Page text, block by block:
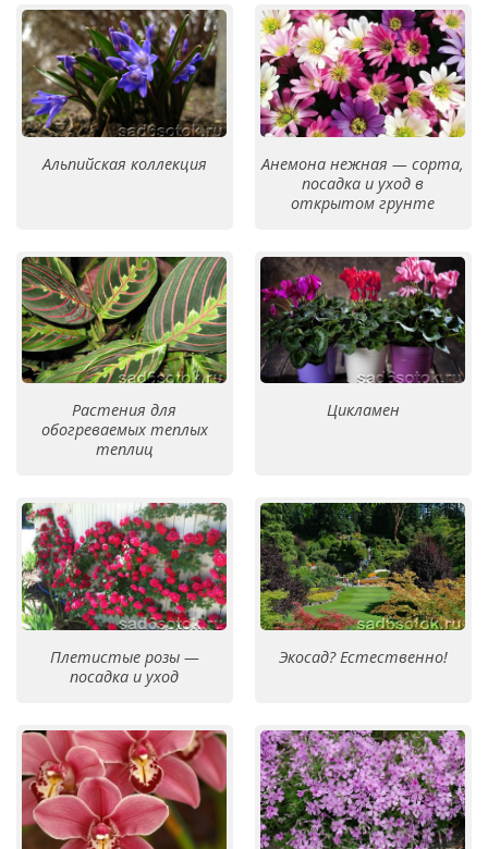
Альпийская коллекция
Анемона нежная — сорта,
посадка и уход в
открытом грунте
Растения для
обогреваемых теплых
теплиц
Цикламен
Плетистые розы —
посадка и уход
Экосад? Естественно!